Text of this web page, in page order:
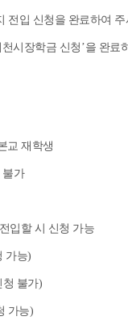
전입 신청을 완료하여
천시장학금 신청 ’을 완료
교 재학생
불가
입할 시 신청 가능
가능)
청 불가)
가능)